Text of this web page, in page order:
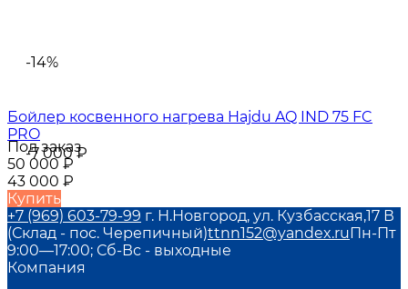
-14%
-7 000₽
Бойлер косвенного нагрева Hajdu AQ IND 75 FC
PRO
Под заказ
50 000₽
43 000 ₽
Купить
+7 (969) 603-79-99 г. Н.Новгород, ул. Кузбасская,17 В
(Склад - пос. Черепичный)ttnn152@yandex.ruПн-Пт
9:00—17:00; Сб-Вс - выходные
Компания